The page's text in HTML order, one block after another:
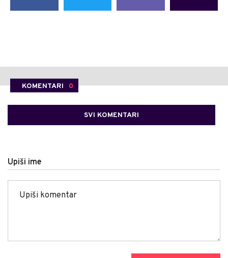
KOMENTARI 0
SVI KOMENTARI
Upiši ime